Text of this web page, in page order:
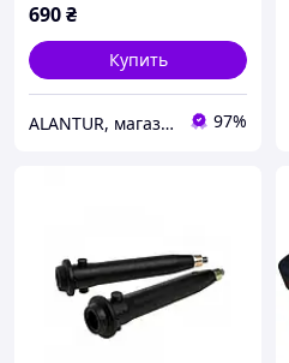
690₴
Купить
ALANTUR, магазин туристичного спорядження та велосипедів 97%